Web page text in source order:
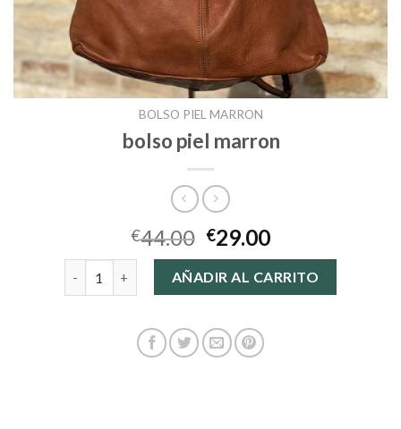
BOLSO PIEL MARRON
bolso piel marron
€44.00 €29.00
bolso piel marron cantidadAÑADIR AL CARRITO